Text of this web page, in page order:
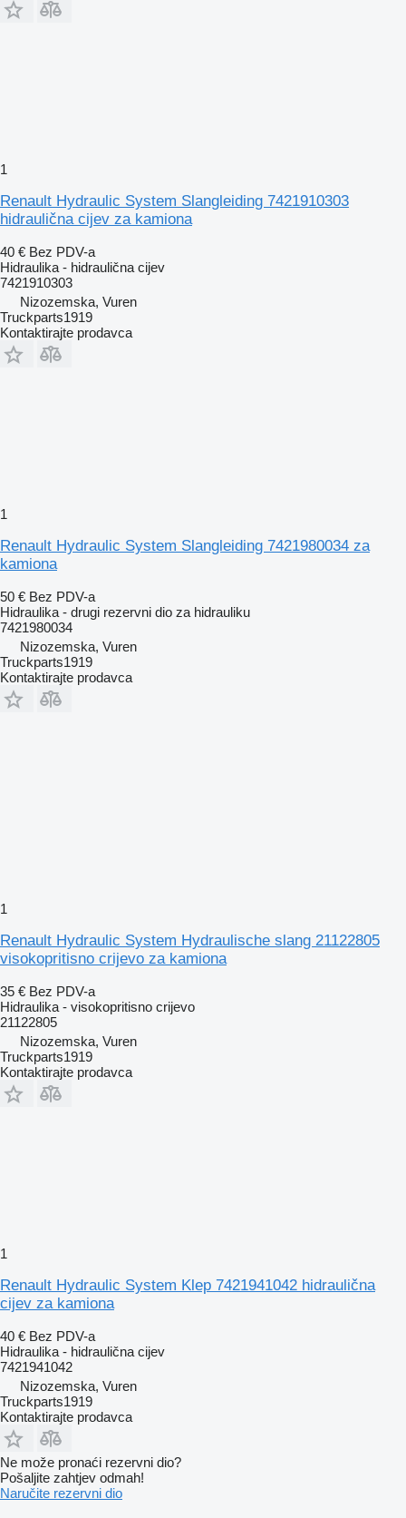
1
Renault Hydraulic System Slangleiding 7421910303
hidraulična cijev za kamiona
40 € Bez PDV-a
Hidraulika - hidraulična cijev
7421910303
Nizozemska, Vuren
Truckparts1919
Kontaktirajte prodavca
1
Renault Hydraulic System Slangleiding 7421980034 za
kamiona
50 € Bez PDV-a
Hidraulika - drugi rezervni dio za hidrauliku
7421980034
Nizozemska, Vuren
Truckparts1919
Kontaktirajte prodavca
1
Renault Hydraulic System Hydraulische slang 21122805
visokopritisno crijevo za kamiona
35 € Bez PDV-a
Hidraulika - visokopritisno crijevo
21122805
Nizozemska, Vuren
Truckparts1919
Kontaktirajte prodavca
1
Renault Hydraulic System Klep 7421941042 hidraulična
cijev za kamiona
40 € Bez PDV-a
Hidraulika - hidraulična cijev
7421941042
Nizozemska, Vuren
Truckparts1919
Kontaktirajte prodavca
Ne može pronaći rezervni dio?
Pošaljite zahtjev odmah!
Naručite rezervni dio